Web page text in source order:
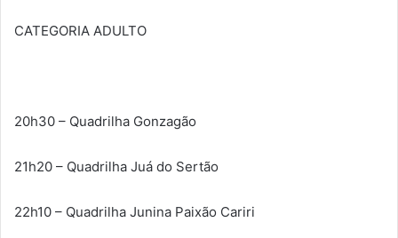
CATEGORIA ADULTO
20h30 – Quadrilha Gonzagão
21h20 – Quadrilha Juá do Sertão
22h10 – Quadrilha Junina Paixão Cariri